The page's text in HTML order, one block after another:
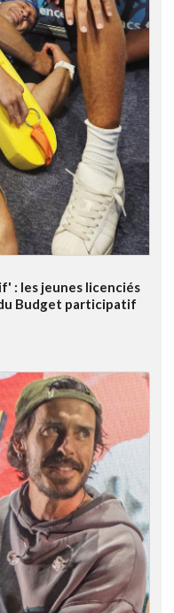
: les jeunes licenciés
Budget participatif